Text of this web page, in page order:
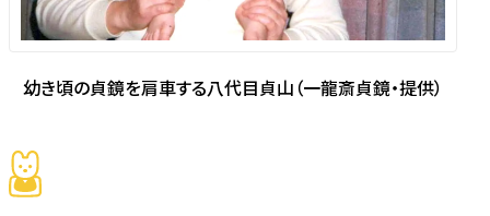
幼き頃の貞鏡を肩車する八代目貞山（一龍斎貞鏡・提供）